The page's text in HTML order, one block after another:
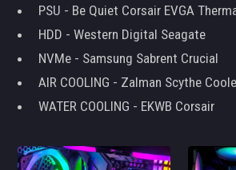
PSU - Be Quiet Corsair EVGA
HDD - Western Digital Seagate
NVMe - Samsung Sabrent Crucial
AIR COOLING - Zalman Scythe
WATER COOLING - EKWB Corsair